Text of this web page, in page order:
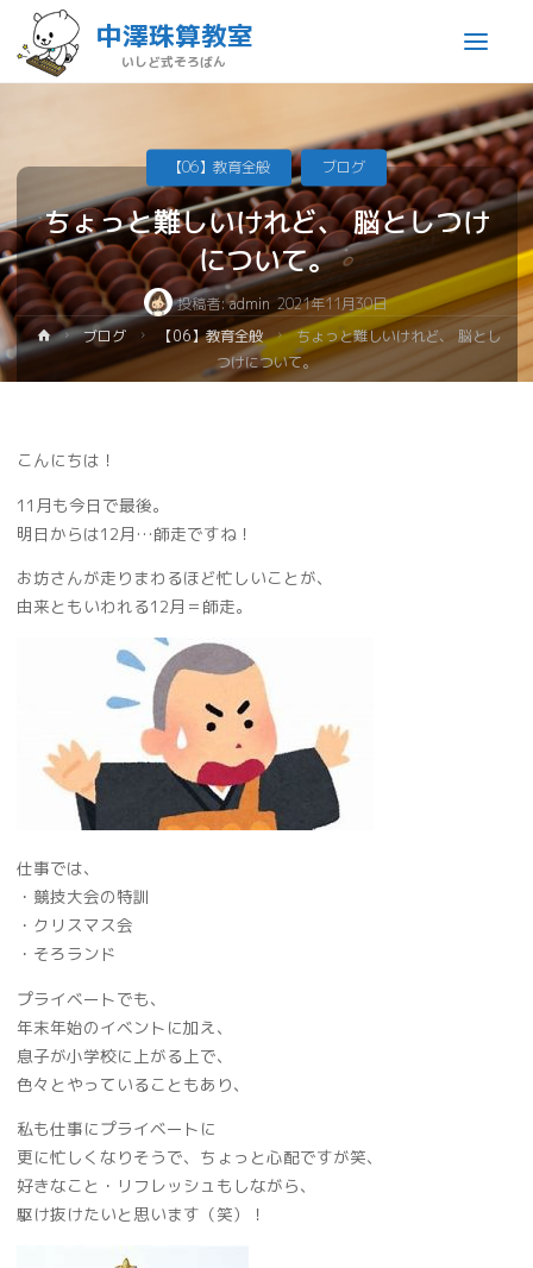
中澤珠算教室
いしど式そろばん
ちょっと難しいけれど、 脳としつけ
について。
投稿者:admin 2021年11月30日
【06】教育全般 ブログ
ブログ 【06】教育全般
ちょっと難しいけれど、 脳とし
つけについて。
こんにちは！
11月も今日で最後。
明日からは12月…師走ですね！
お坊さんが走りまわるほど忙しいことが、
由来ともいわれる12月＝師走。
仕事では、
・競技大会の特訓
・クリスマス会
・そろランド
プライベートでも、
年末年始のイベントに加え、
息子が小学校に上がる上で、
色々とやっていることもあり、
私も仕事にプライベートに
更に忙しくなりそうで、ちょっと心配ですが笑、
好きなこと・リフレッシュもしながら、
駆け抜けたいと思います（笑）！